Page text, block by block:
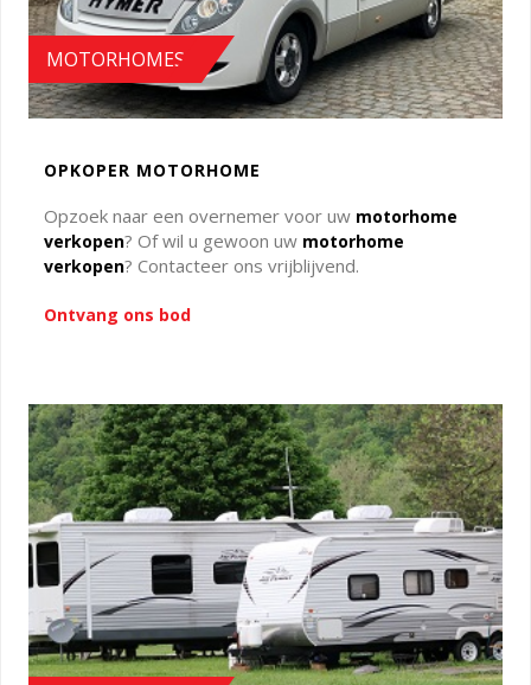
MOTORHOMES
OPKOPER MOTORHOME
Opzoek naar een overnemer voor uw motorhome
verkopen? Of wil u gewoon uw motorhome
verkopen? Contacteer ons vrijblijvend.
Ontvang ons bod